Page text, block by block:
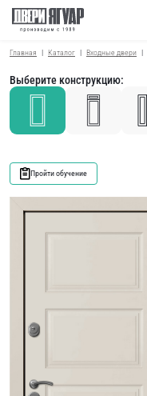
Главная Каталог Входные двери
Выберите конструкцию:
Пройти обучение